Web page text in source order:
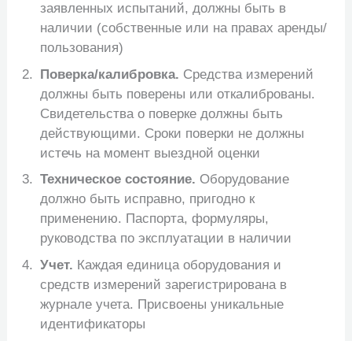
заявленных испытаний, должны быть в
наличии (собственные или на правах аренды/
пользования)
Поверка/калибровка. Средства измерений
должны быть поверены или откалиброваны.
Свидетельства о поверке должны быть
действующими. Сроки поверки не должны
истечь на момент выездной оценки
Техническое состояние. Оборудование
должно быть исправно, пригодно к
применению. Паспорта, формуляры,
руководства по эксплуатации в наличии
Учет. Каждая единица оборудования и
средств измерений зарегистрирована в
журнале учета. Присвоены уникальные
идентификаторы